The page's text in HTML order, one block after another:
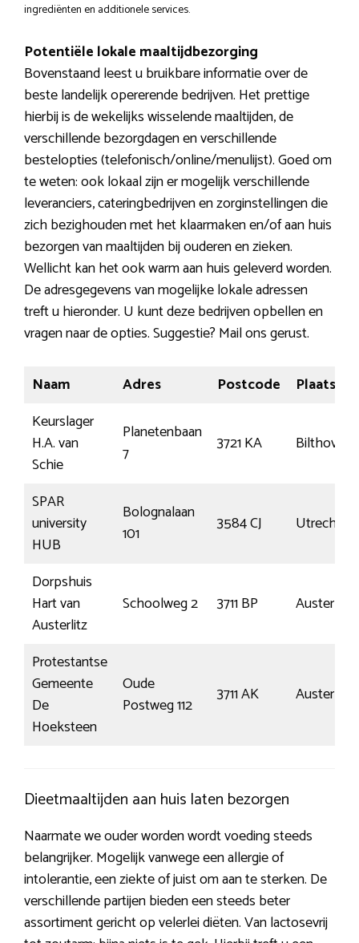
ingrediënten en additionele services.
Potentiële lokale maaltijdbezorging
Bovenstaand leest u bruikbare informatie over de
beste landelijk opererende bedrijven. Het prettige
hierbij is de wekelijks wisselende maaltijden, de
verschillende bezorgdagen en verschillende
bestelopties (telefonisch/online/menulijst). Goed om
te weten: ook lokaal zijn er mogelijk verschillende
leveranciers, cateringbedrijven en zorginstellingen die
zich bezighouden met het klaarmaken en/of aan huis
bezorgen van maaltijden bij ouderen en zieken.
Wellicht kan het ook warm aan huis geleverd worden.
De adresgegevens van mogelijke lokale adressen
treft u hieronder. U kunt deze bedrijven opbellen en
vragen naar de opties. Suggestie? Mail ons gerust.
Naam Adres Postcode
Plaats
Keurslager
H.A. van
Schie
Planetenbaan
7
3721 KA Bilthoven
SPAR
university
HUB
Bolognalaan
101
3584 CJ Utrecht
Dorpshuis
Hart van
Austerlitz
Schoolweg 2 3711 BP Austerlitz
Protestantse
Gemeente
De
Hoeksteen
Oude
Postweg 112
3711 AK Austerlitz
Dieetmaaltijden aan huis laten bezorgen
Naarmate we ouder worden wordt voeding steeds
belangrijker. Mogelijk vanwege een allergie of
intolerantie, een ziekte of juist om aan te sterken. De
verschillende partijen bieden een steeds beter
assortiment gericht op velerlei diëten. Van lactosevrij